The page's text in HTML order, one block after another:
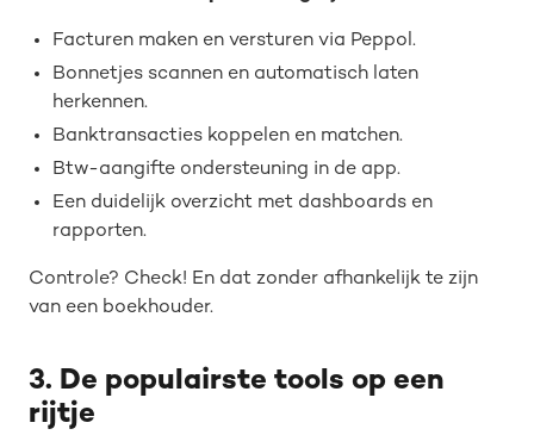
Facturen maken en versturen via Peppol.
Bonnetjes scannen en automatisch laten
herkennen.
Banktransacties koppelen en matchen.
Btw-aangifte ondersteuning in de app.
Een duidelijk overzicht met dashboards en
rapporten.
Controle? Check! En dat zonder afhankelijk te zijn
van een boekhouder.
3. De populairste tools op een
rijtje